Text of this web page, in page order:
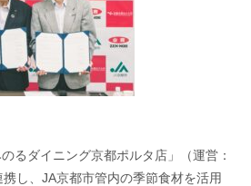
るダイニング京都ポルタ店」（運営：
し、 JA京都市管内の季節食材を活用